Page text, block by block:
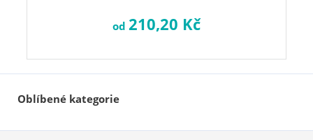
od 210,20 Kč
Oblíbené kategorie